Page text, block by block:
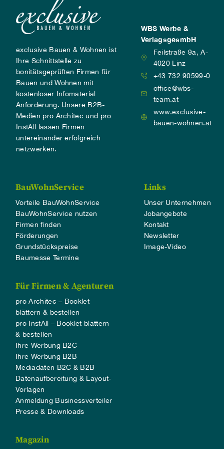
exclusive Bauen & Wohnen ist
Ihre Schnittstelle zu
bonitätsgeprüften Firmen für
Bauen und Wohnen mit
kostenloser Infomaterial
Anforderung. Unsere B2B-
Medien pro Architec und pro
InstAll lassen Firmen
untereinander erfolgreich
netzwerken.
WBS Werbe &
VerlagsgesmbH
Feilstraße 9a, A-
4020 Linz
+43 732 90599-0
office@wbs-
team.at
www.exclusive-
bauen-wohnen.at
BauWohnService
Vorteile BauWohnService
BauWohnService nutzen
Firmen finden
Förderungen
Grundstückspreise
Baumesse Termine
Links
Unser Unternehmen
Jobangebote
Kontakt
Newsletter
Image-Video
Für Firmen & Agenturen
pro Architec – Booklet
blättern & bestellen
pro InstAll – Booklet blättern
& bestellen
Ihre Werbung B2C
Ihre Werbung B2B
Mediadaten B2C & B2B
Datenaufbereitung & Layout-
Vorlagen
Anmeldung Businessverteiler
Presse & Downloads
Magazin